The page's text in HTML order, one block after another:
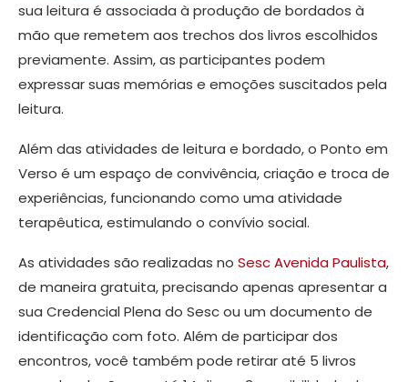
sua leitura é associada à produção de bordados à
mão que remetem aos trechos dos livros escolhidos
previamente. Assim, as participantes podem
expressar suas memórias e emoções suscitados pela
leitura.
Além das atividades de leitura e bordado, o Ponto em
Verso é um espaço de convivência, criação e troca de
experiências, funcionando como uma atividade
terapêutica, estimulando o convívio social.
As atividades são realizadas no Sesc Avenida Paulista,
de maneira gratuita, precisando apenas apresentar a
sua Credencial Plena do Sesc ou um documento de
identificação com foto. Além de participar dos
encontros, você também pode retirar até 5 livros